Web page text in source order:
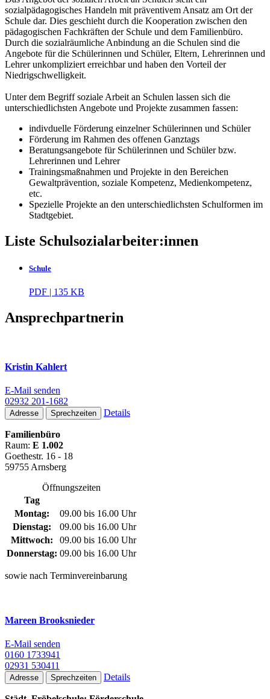
sozialpädagogisches Handeln mit präventivem Ansatz am Ort der
Schule dar. Dies geschieht durch die Kooperation zwischen den
pädagogischen Fachkräften der Schule und dem Familienbüro.
Durch die sozialräumliche Anbindung an die Schulen sind die
Angebote für die Schülerinnen und Schüler, Eltern, Lehrerinnen und
Lehrer unkompliziert erreichbar und haben den Vorteil der
Niedrigschwelligkeit.
Unter dem Begriff soziale Arbeit an Schulen lassen sich die
unterschiedlichsten Angebote und Projekte zusammen fassen:
indivduelle Förderung einzelner Schülerinnen und Schüler
Förderung im Rahmen des offenen Ganztags
Beratungsangebote für Schülerinnen und Schüler bzw.
Lehrerinnen und Lehrer
Trainingsmaßnahmen und Projekte in den Bereichen
Gewaltprävention, soziale Kompetenz, Medienkompetenz,
etc.
Spezielle Projekte an den unterschiedlichsten Schulformen im
Stadtgebiet.
Liste Schulsozialarbeiter:innen
Schule
PDF | 135 KB
Ansprechpartnerin
Kristin Kahlert
E-Mail senden
02932 201-1682
Adresse Sprechzeiten Details
Familienbüro
Raum: E 1.002
Goethestr. 16 - 18
59755 Arnsberg
Öffnungszeiten
Tag
Montag:
09.00 bis 16.00 Uhr
Dienstag:
09.00 bis 16.00 Uhr
Mittwoch:
09.00 bis 16.00 Uhr
Donnerstag: 09.00 bis 16.00 Uhr
sowie nach Terminvereinbarung
Mareen Brooksnieder
E-Mail senden
0160 1733941
02931 530411
Adresse Sprechzeiten Details